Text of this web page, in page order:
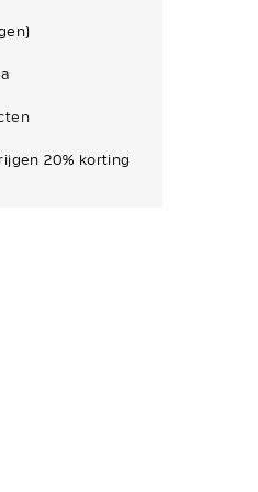
20% korting